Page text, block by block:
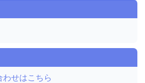
わせはこちら